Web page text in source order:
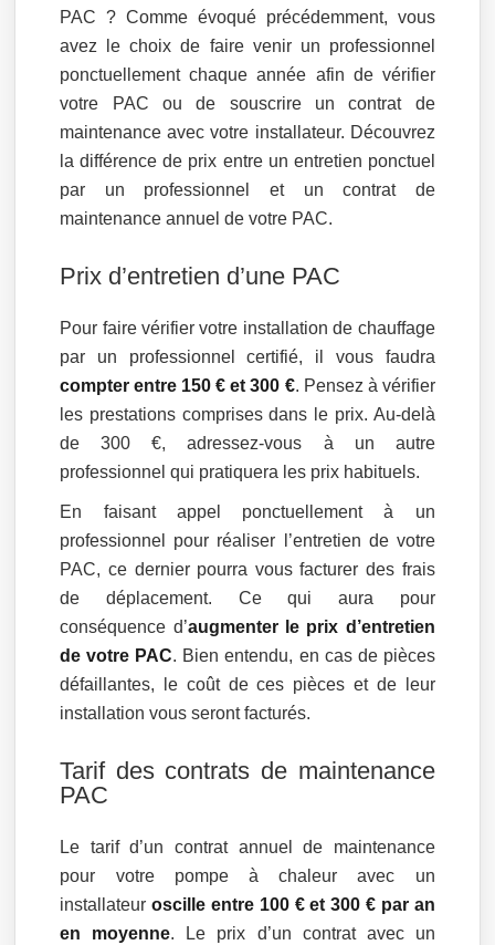
PAC ? Comme évoqué précédemment, vous
avez le choix de faire venir un professionnel
ponctuellement chaque année afin de vérifier
votre PAC ou de souscrire un contrat de
maintenance avec votre installateur. Découvrez
la différence de prix entre un entretien ponctuel
par un professionnel et un contrat de
maintenance annuel de votre PAC.
Prix d’entretien d’une PAC
Pour faire vérifier votre installation de chauffage
par un professionnel certifié, il vous faudra
compter entre 150 € et 300 €. Pensez à vérifier
les prestations comprises dans le prix. Au-delà
de 300 €, adressez-vous à un autre
professionnel qui pratiquera les prix habituels.
En faisant appel ponctuellement à un
professionnel pour réaliser l’entretien de votre
PAC, ce dernier pourra vous facturer des frais
de déplacement. Ce qui aura pour
conséquence d’augmenter le prix d’entretien
de votre PAC. Bien entendu, en cas de pièces
défaillantes, le coût de ces pièces et de leur
installation vous seront facturés.
Tarif des contrats de maintenance
PAC
Le tarif d’un contrat annuel de maintenance
pour votre pompe à chaleur avec un
installateuroscille entre 100 € et 300 € par an
en moyenne. Le prix d’un contrat avec un